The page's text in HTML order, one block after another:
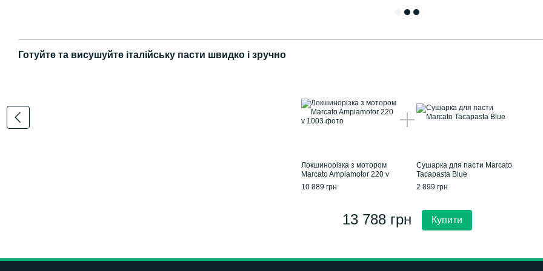
Готуйте та висушуйте італійську пасти швидко і зручно
Локшинорізка з мотором
Marcato Ampiamotor 220 v
10 889 грн
Сушарка для пасти Marcato
Tacapasta Blue
2 899 грн
13 788 грн Купити